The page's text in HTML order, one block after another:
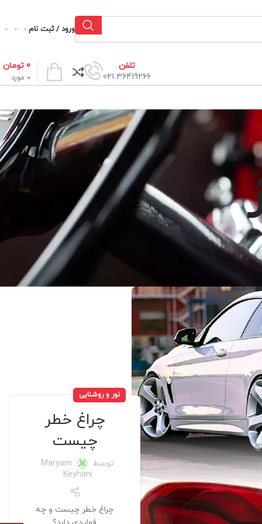
ورود / ثبت نام
تلفن
36419266 021
0 مورد
0 تومان
نور و روشنایی
چراغ خطر
چیست
توسط
Maryam
Keyhani
چراغ خطر چیست و چه